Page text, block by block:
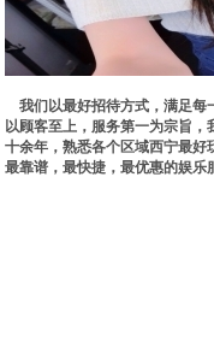
我们以最好招待方式，满足每
以顾客至上，服务第一为宗旨
十余年，熟悉各个区域西宁最好
最靠谱，最快捷，最优惠的娱乐